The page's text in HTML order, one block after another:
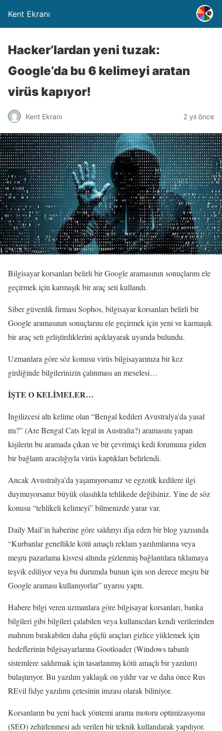
Kent Ekranı
Hacker’lardan yeni tuzak:
Google’da bu 6 kelimeyi aratan
virüs kapıyor!
Kent Ekranı 2 yıl önce
Bilgisayar korsanları belirli bir Google aramasının sonuçlarını ele
geçirmek için karmaşık bir araç seti kullandı.
Siber güvenlik firması Sophos, bilgisayar korsanları belirli bir
Google aramasının sonuçlarını ele geçirmek için yeni ve karmaşık
bir araç seti geliştirdiklerini açıklayarak uyarıda bulundu.
Uzmanlara göre söz konusu virüs bilgisayarınıza bir kez
girdiğinde bilgilerinizin çalınması an meselesi…
İŞTE O KELİMELER…
İngilizcesi altı kelime olan “Bengal kedileri Avustralya’da yasal
mı?” (Are Bengal Cats legal in Australia?) aramasını yapan
kişilerin bu aramada çıkan ve bir çevrimiçi kedi forumuna giden
bir bağlantı aracılığıyla virüs kaptıkları belirlendi.
Ancak Avustralya’da yaşamıyorsanız ve egzotik kedilere ilgi
duymuyorsanız büyük olasılıkla tehlikede değilsiniz. Yine de söz
konusu “tehlikeli kelimeyi” bilmenizde yarar var.
Daily Mail’in haberine göre saldırıyı ifşa eden bir blog yazısında
“Kurbanlar genellikle kötü amaçlı reklam yazılımlarına veya
meşru pazarlama kisvesi altında gizlenmiş bağlantılara tıklamaya
teşvik ediliyor veya bu durumda bunun için son derece meşru bir
Google araması kullanıyorlar” uyarısı yaptı.
Habere bilgi veren uzmanlara göre bilgisayar korsanları, banka
bilgileri gibi bilgileri çalabilen veya kullanıcıları kendi verilerinden
mahrum bırakabilen daha güçlü araçları gizlice yüklemek için
hedeflerinin bilgisayarlarına Gootloader (Windows tabanlı
sistemlere saldırmak için tasarlanmış kötü amaçlı bir yazılım)
bulaştırıyor. Bu yazılım yaklaşık on yıldır var ve daha önce Rus
REvil fidye yazılımı çetesinin imzası olarak biliniyor.
Korsanların bu yeni hack yöntemi arama motoru optimizasyonu
(SEO) zehirlenmesi adı verilen bir teknik kullanılarak yapılıyor.